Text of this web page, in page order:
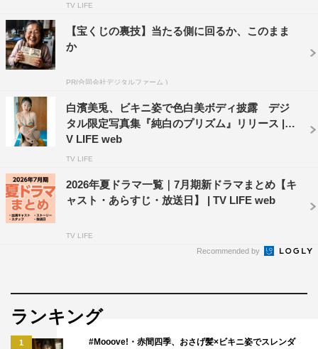
TV LIFE
【宝くじの裏技】当たる側に回るか、このまま
か
PR(合同会社デジタルファーム )
白濱美兎、ビキニ姿で色白美ボディ披露 デジ
タル限定写真集『純白のプリズム』リリース | T
V LIFE web
TV LIFE
2026年夏ドラマ一覧｜7月期新ドラマまとめ【キ
ャスト・あらすじ・放送日】 | TV LIFE web
TV LIFE
Recommended by
ランキング
1
#Mooove!・赤間四季、おさげ髪×ビキニ姿でスレンダ